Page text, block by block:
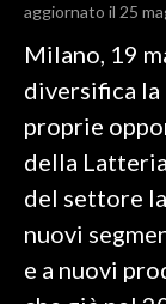
CALCIO
BASKET
VOLLEY
MOTORI
TENNIS
ALTRI SPORT
aggiornato il 25
Milano, 19
diversifica la
proprie
della
del settore
nuovi
e a nuovi